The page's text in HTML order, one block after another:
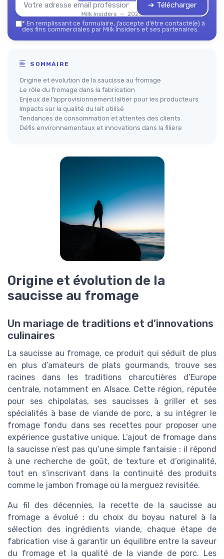
Milk Insiders — 2026
➔ Télécharger
* En remplissant ce formulaire, j’accepte d’être contacté(e) à
des fins commerciales par Milk Insiders et ses partenaires.
SOMMAIRE
Origine et évolution de la saucisse au fromage
Le rôle du fromage dans la fabrication
Enjeux de l’approvisionnement laitier pour les producteurs
Impacts sur la qualité du lait utilisé
Tendances de consommation et attentes des clients
Défis environnementaux et innovations dans la filière
Origine et évolution de la
saucisse au fromage
Un mariage de traditions et d’innovations
culinaires
La saucisse au fromage, ce produit qui séduit de plus
en plus d’amateurs de plats gourmands, trouve ses
racines dans les traditions charcutières d’Europe
centrale, notamment en Alsace. Cette région, réputée
pour ses chipolatas, ses saucisses à griller et ses
spécialités à base de viande de porc, a su intégrer le
fromage fondu dans ses recettes pour proposer une
expérience gustative unique. L’ajout de fromage dans
la saucisse n’est pas qu’une simple fantaisie : il répond
à une recherche de goût, de texture et d’originalité,
tout en s’inscrivant dans la continuité des produits
comme le jambon fromage ou la merguez revisitée.
Au fil des décennies, la recette de la saucisse au
fromage a évolué : du choix du boyau naturel à la
sélection des ingrédients viande, chaque étape de
fabrication vise à garantir un équilibre entre la saveur
du fromage et la qualité de la viande de porc. Les